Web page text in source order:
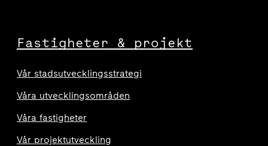
Fastigheter & projekt
Vår stadsutvecklingsstrategi
Våra utvecklingsområden
Våra fastigheter
Vår projektutveckling